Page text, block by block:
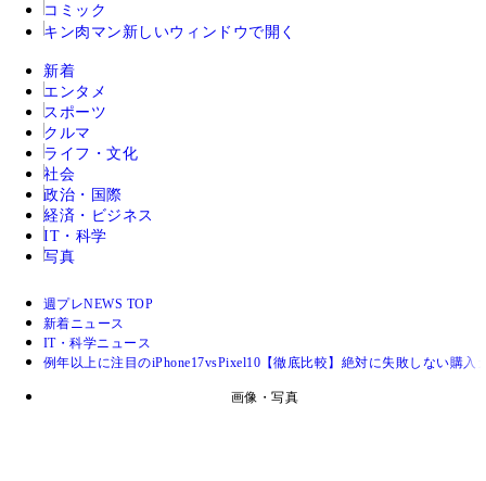
コミック
キン肉マン 新しいウィンドウで開く
新着
エンタメ
スポーツ
クルマ
ライフ・文化
社会
政治・国際
経済・ビジネス
IT・科学
写真
週プレNEWS TOP
新着ニュース
IT・科学ニュース
例年以上に注目のiPhone17vsPixel10【徹底比較】絶対に失敗しない購入
画像・写真